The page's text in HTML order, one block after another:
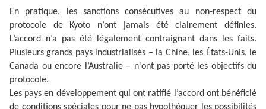
En pratique, les sanctions consécutives au non-respect du
protocole de Kyoto n’ont jamais été clairement définies.
L’accord n’a pas été légalement contraignant dans les faits.
Plusieurs grands pays industrialisés – la Chine, les États-Unis, le
Canada ou encore l’Australie – n'ont pas porté les objectifs du
protocole.
Les pays en développement qui ont ratifié l’accord ont bénéficié